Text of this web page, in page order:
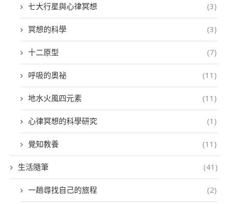
七大行星與心律冥想 (3)
冥想的科學 (3)
十二原型 (7)
呼吸的奧祕 (11)
地水火風四元素 (11)
心律冥想的科學研究 (1)
覺知教養 (11)
生活隨筆 (41)
一趟尋找自己的旅程 (2)